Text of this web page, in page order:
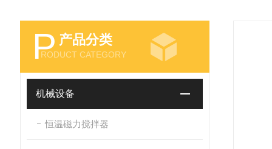
P 产品分类
RODUCT CATEGORY
机械设备
恒温磁力搅拌器